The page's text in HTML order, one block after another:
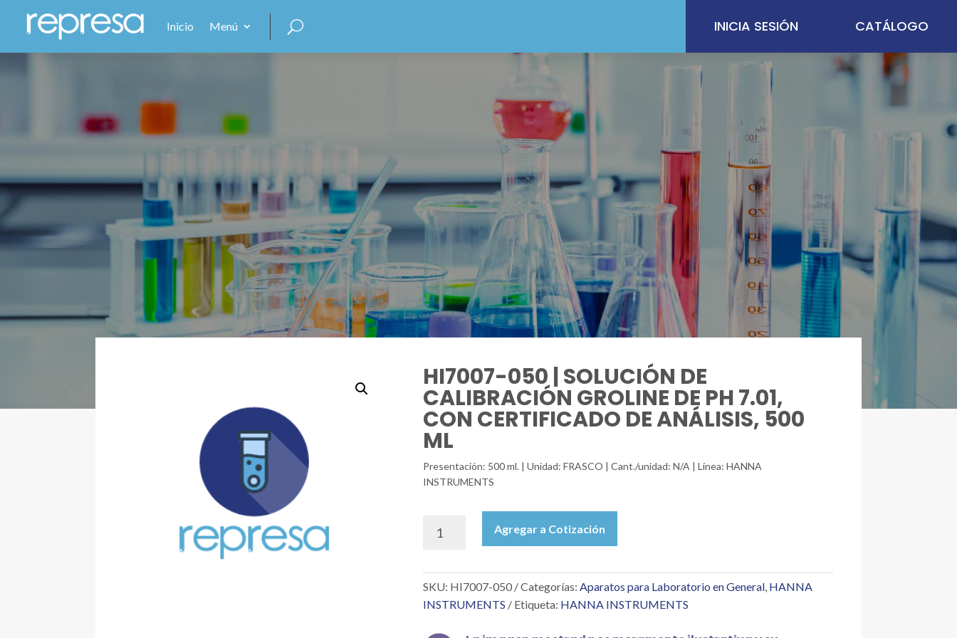
Inicio Menú INICIA SESIÓN CATÁLOGO
HI7007-050 | SOLUCIÓN DE
CALIBRACIÓN GROLINE DE PH 7.01,
CON CERTIFICADO DE ANÁLISIS, 500
ML
Presentación: 500 ml. | Unidad: FRASCO | Cant./unidad: N/A | Línea: HANNA
INSTRUMENTS
050
SOLUCIÓN
DE
CALIBRACIÓN
Agregar a Cotización
SKU: HI7007-050 Categorías:Aparatos para Laboratorio en General, HANNA
INSTRUMENTS
Etiqueta: HANNA INSTRUMENTS